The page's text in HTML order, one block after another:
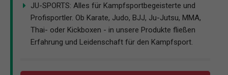
JU-SPORTS: Alles für Kampfsportbegeisterte und
Profisportler. Ob Karate, Judo, BJJ, Ju-Jutsu, MMA,
Thai- oder Kickboxen - in unsere Produkte fließen
Erfahrung und Leidenschaft für den Kampfsport.